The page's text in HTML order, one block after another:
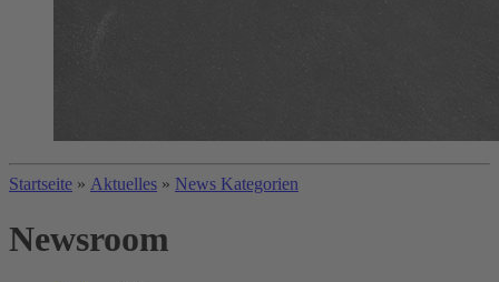
Startseite » Aktuelles » News Kategorien
Newsroom